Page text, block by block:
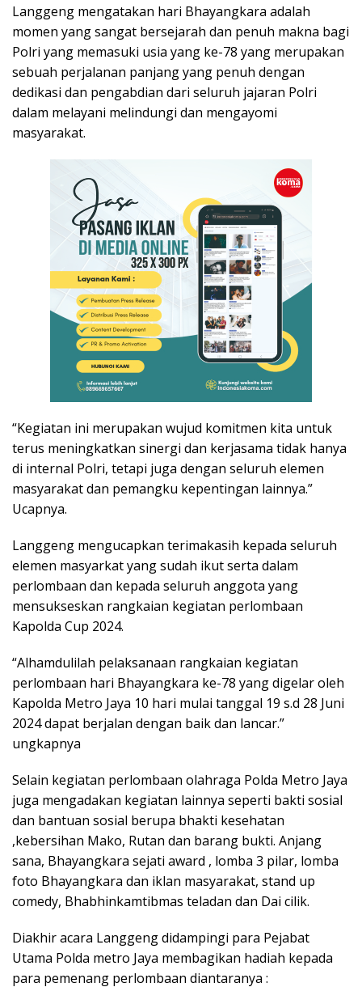
Langgeng mengatakan hari Bhayangkara adalah
momen yang sangat bersejarah dan penuh makna bagi
Polri yang memasuki usia yang ke-78 yang merupakan
sebuah perjalanan panjang yang penuh dengan
dedikasi dan pengabdian dari seluruh jajaran Polri
dalam melayani melindungi dan mengayomi
masyarakat.
“Kegiatan ini merupakan wujud komitmen kita untuk
terus meningkatkan sinergi dan kerjasama tidak hanya
di internal Polri, tetapi juga dengan seluruh elemen
masyarakat dan pemangku kepentingan lainnya.”
Ucapnya.
Langgeng mengucapkan terimakasih kepada seluruh
elemen masyarkat yang sudah ikut serta dalam
perlombaan dan kepada seluruh anggota yang
mensukseskan rangkaian kegiatan perlombaan
Kapolda Cup 2024.
“Alhamdulilah pelaksanaan rangkaian kegiatan
perlombaan hari Bhayangkara ke-78 yang digelar oleh
Kapolda Metro Jaya 10 hari mulai tanggal 19 s.d 28 Juni
2024 dapat berjalan dengan baik dan lancar.”
ungkapnya
Selain kegiatan perlombaan olahraga Polda Metro Jaya
juga mengadakan kegiatan lainnya seperti bakti sosial
dan bantuan sosial berupa bhakti kesehatan
,kebersihan Mako, Rutan dan barang bukti. Anjang
sana, Bhayangkara sejati award , lomba 3 pilar, lomba
foto Bhayangkara dan iklan masyarakat, stand up
comedy, Bhabhinkamtibmas teladan dan Dai cilik.
Diakhir acara Langgeng didampingi para Pejabat
Utama Polda metro Jaya membagikan hadiah kepada
para pemenang perlombaan diantaranya :